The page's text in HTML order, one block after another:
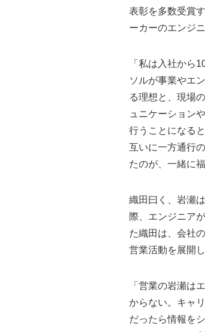
表彰を多数受賞
ーカーのエンジ
「私は入社から
ソルが事業やエ
る理想と、現場
ュニケーション
行うことになる
互いに一方通行
たのが、一緒に
織田曰く、岩瀬
際、エンジニア
た織田は、会社
営業活動を展開
「営業の岩瀬は
からない。キャ
だったら情報を